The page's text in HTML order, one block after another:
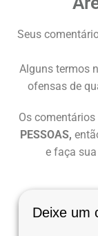
Seus
Alguns termos
ofensas de
Os
PESSOAS,
e faça
Deixe um